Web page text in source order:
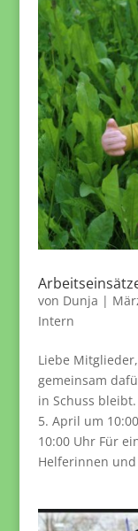
von Dunja |
Intern
Liebe
gemeinsam
in Schuss
5. April um
10:00 Uhr Für
Helferinnen